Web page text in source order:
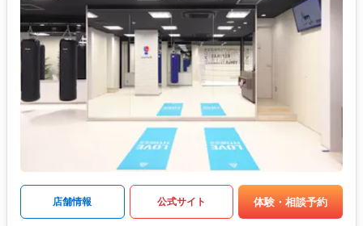
店舗情報 公式サイト 体験・相談予約